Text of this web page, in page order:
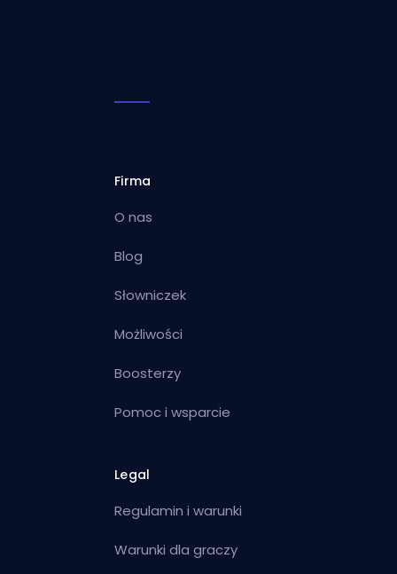
Firma
O nas
Blog
Słowniczek
Możliwości
Boosterzy
Pomoc i wsparcie
Legal
Regulamin i warunki
Warunki dla graczy